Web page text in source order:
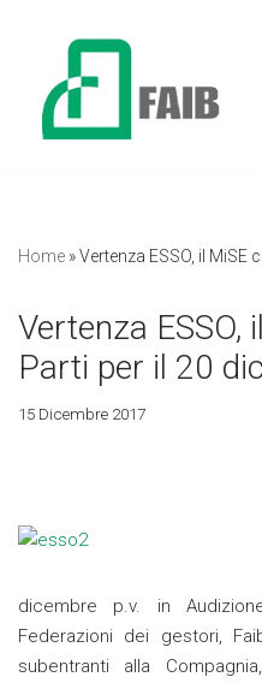
contenuto
Home »Vertenza ESSO, il MiSE
Vertenza ESSO,
Parti per il 20
15 Dicembre 2017
dicembre p.v. in
Federazioni dei gestori,
subentranti alla